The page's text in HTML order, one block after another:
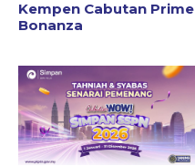
Kempen Cabutan Prime
Bonanza